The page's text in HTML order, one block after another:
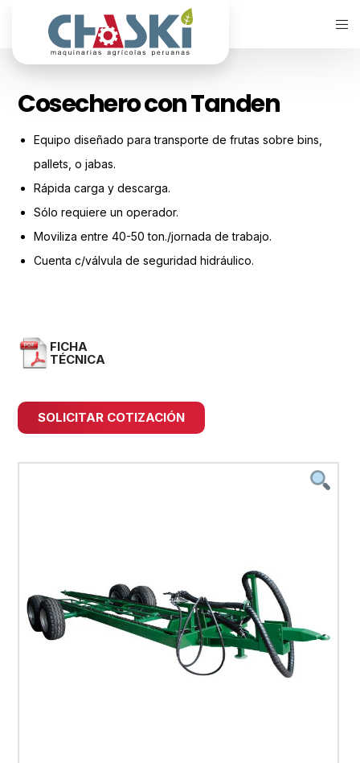
Cosechero con Tanden
Equipo diseñado para transporte de frutas sobre bins,
pallets, o jabas.
Rápida carga y descarga.
Sólo requiere un operador.
Moviliza entre 40-50 ton./jornada de trabajo.
Cuenta c/válvula de seguridad hidráulico.
FICHA
TÉCNICA
SOLICITAR COTIZACIÓN